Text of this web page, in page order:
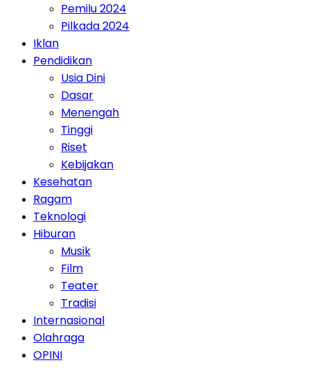
Pemilu 2024
Pilkada 2024
Iklan
Pendidikan
Usia Dini
Dasar
Menengah
Tinggi
Riset
Kebijakan
Kesehatan
Ragam
Teknologi
Hiburan
Musik
Film
Teater
Tradisi
Internasional
Olahraga
OPINI